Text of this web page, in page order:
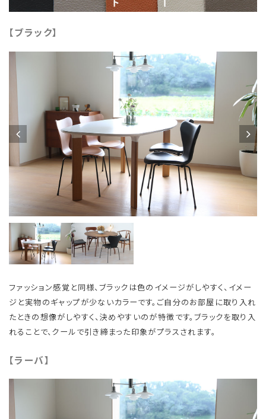
【ブラック】
ファッション感覚と同様、ブラックは色のイメージがしやすく、イメー
ジと実物のギャップが少ないカラーです。ご自分のお部屋に取り入れ
たときの想像がしやすく、決めやすいのが特徴です。ブラックを取り入
れることで、クールで引き締まった印象がプラスされます。
【ラーバ】